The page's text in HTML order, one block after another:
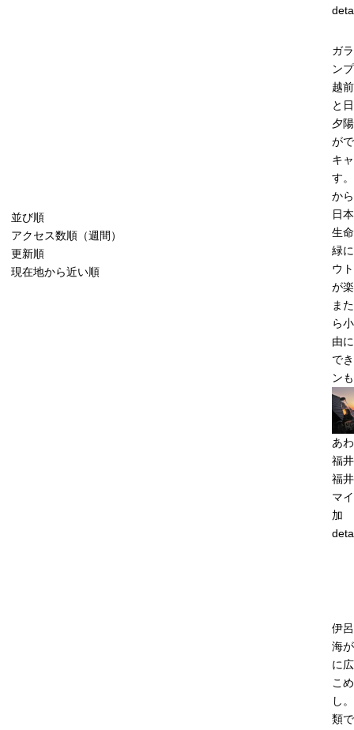
並び順
アクセス数順（週間）
更新順
現在地から近い順
ガ
ン
越
と
夕
が
キ
す
か
日
生
緑
ウ
が
ま
ら
由
で
ン
あ
福
福
マ
加
伊
海
に
こ
し
類